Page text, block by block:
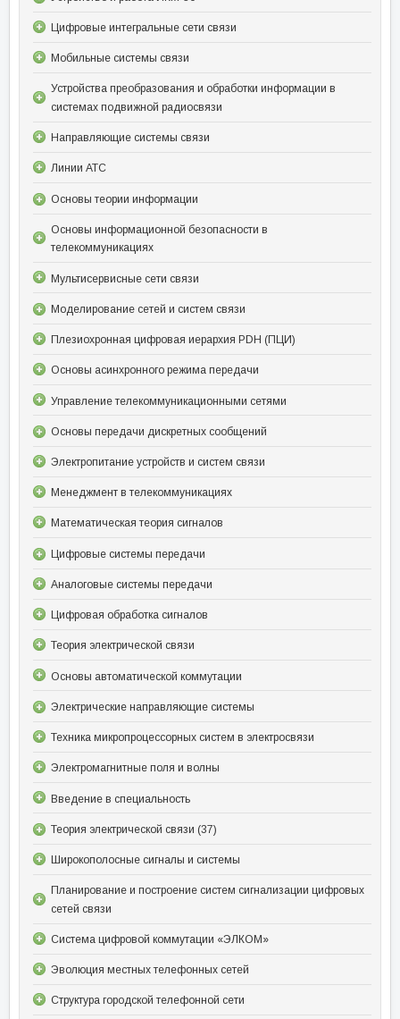
Цифровые интегральные сети связи
Мобильные системы связи
Устройства преобразования и обработки информации в
системах подвижной радиосвязи
Направляющие системы связи
Линии АТС
Основы теории информации
Основы информационной безопасности в
телекоммуникациях
Мультисервисные сети связи
Моделирование сетей и систем связи
Плезиохронная цифровая иерархия PDH (ПЦИ)
Основы асинхронного режима передачи
Управление телекоммуникационными сетями
Основы передачи дискретных сообщений
Электропитание устройств и систем связи
Менеджмент в телекоммуникациях
Математическая теория сигналов
Цифровые системы передачи
Аналоговые системы передачи
Цифровая обработка сигналов
Теория электрической связи
Основы автоматической коммутации
Электрические направляющие системы
Техника микропроцессорных систем в электросвязи
Электромагнитные поля и волны
Введение в специальность
Теория электрической связи (37)
Широкополосные сигналы и системы
Планирование и построение систем сигнализации цифровых
сетей связи
Система цифровой коммутации «ЭЛКОМ»
Эволюция местных телефонных сетей
Структура городской телефонной сети